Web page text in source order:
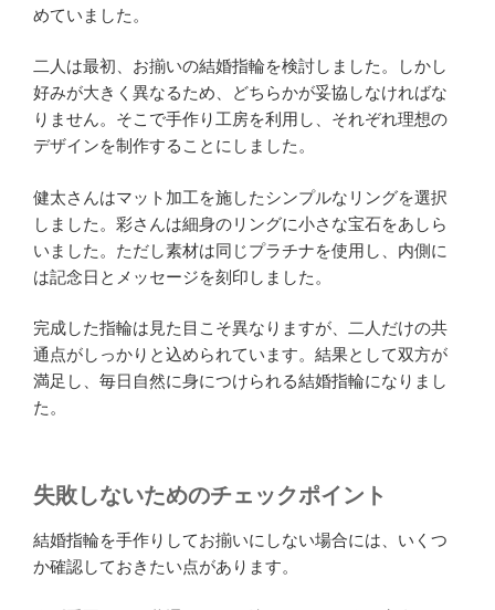
めていました。
二人は最初、お揃いの結婚指輪を検討しました。しかし
好みが大きく異なるため、どちらかが妥協しなければな
りません。そこで手作り工房を利用し、それぞれ理想の
デザインを制作することにしました。
健太さんはマット加工を施したシンプルなリングを選択
しました。彩さんは細身のリングに小さな宝石をあしら
いました。ただし素材は同じプラチナを使用し、内側に
は記念日とメッセージを刻印しました。
完成した指輪は見た目こそ異なりますが、二人だけの共
通点がしっかりと込められています。結果として双方が
満足し、毎日自然に身につけられる結婚指輪になりまし
た。
失敗しないためのチェックポイント
結婚指輪を手作りしてお揃いにしない場合には、いくつ
か確認しておきたい点があります。